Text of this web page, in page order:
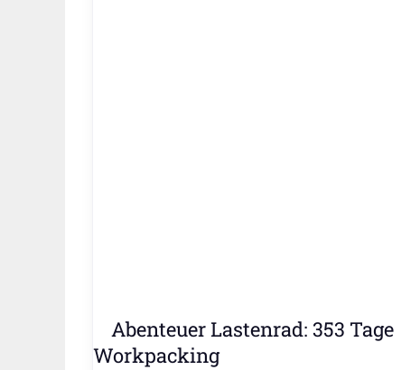
&
Kolumne
Abenteuer Lastenrad: 353 Tage
Workpacking